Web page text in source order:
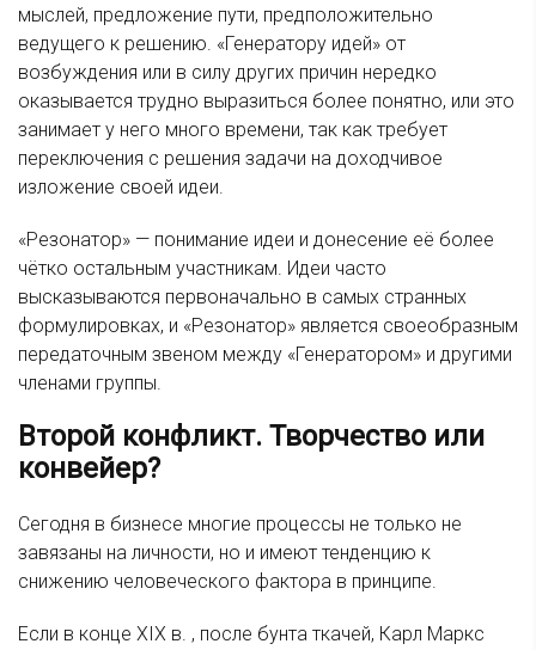
мыслей, предложение пути, предположительно
ведущего к решению. «Генератору идей» от
возбуждения или в силу других причин нередко
оказывается трудно выразиться более понятно, или это
занимает у него много времени, так как требует
переключения с решения задачи на доходчивое
изложение своей идеи.
«Резонатор» — понимание идеи и донесение её более
чётко остальным участникам. Идеи часто
высказываются первоначально в самых странных
формулировках, и «Резонатор» является своеобразным
передаточным звеном между «Генератором» и другими
членами группы.
Второй конфликт. Творчество или
конвейер?
Сегодня в бизнесе многие процессы не только не
завязаны на личности, но и имеют тенденцию к
снижению человеческого фактора в принципе.
Если в конце XIX в. , после бунта ткачей, Карл Маркс